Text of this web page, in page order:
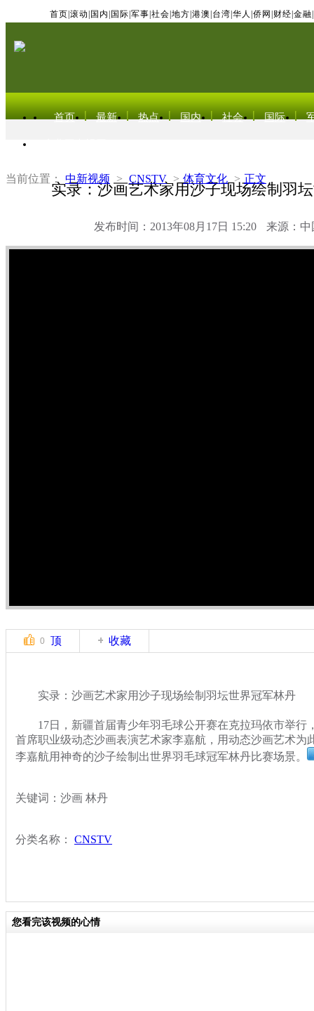
首页 滚动 国内 国际 军事 社会 地方 港澳 台湾 华人 侨网 财经 金融
首页 最新 热点 国内 社会 国际
当前位置： 中新视频 > CNSTV > 体育文化 > 正文
实录：沙画艺术家用沙子现场绘制羽
发布时间：2013年08月17日 15:20 来源：中
0 顶 收藏
实录：沙画艺术家用沙子现场绘制羽坛世界冠军林丹
17日，新疆首届青少年羽毛球公开赛在克拉玛依市举行
首席职业级动态沙画表演艺术家李嘉航，用动态沙画艺术为
李嘉航用神奇的沙子绘制出世界羽毛球冠军林丹比赛场景。
关键词：沙画 林丹
分类名称： CNSTV
您看完该视频的心情